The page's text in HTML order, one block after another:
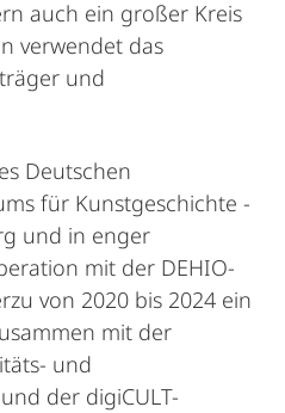
auch ein großer Kreis
verwendet das
und
Deutschen
für Kunstgeschichte -
und in enger
mit der DEHIO-
von 2020 bis 2024 ein
mit der
und
der digiCULT-